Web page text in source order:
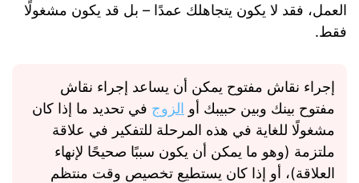
العمل، فقد لا يكون يتجاهلك عمدًا – بل قد يكون مشغولًا
فقط.
إجراء نقاش مفتوح يمكن أن يساعد إجراء نقاش
مفتوح بينك وبين حبيبك أو الزوج في تحديد ما إذا كان
مشغولًا للغاية في هذه المرحلة للتفكير في علاقة
ملتزمة (وهو ما يمكن أن يكون سببًا صحيحًا لإنهاء
العلاقة)، أو إذا كان يستطيع تخصيص وقت منتظم